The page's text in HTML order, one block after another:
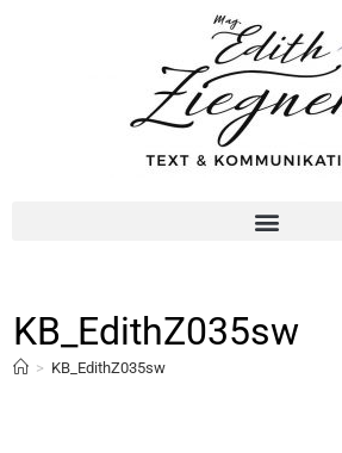
KB_EdithZ035sw
> KB_EdithZ035sw